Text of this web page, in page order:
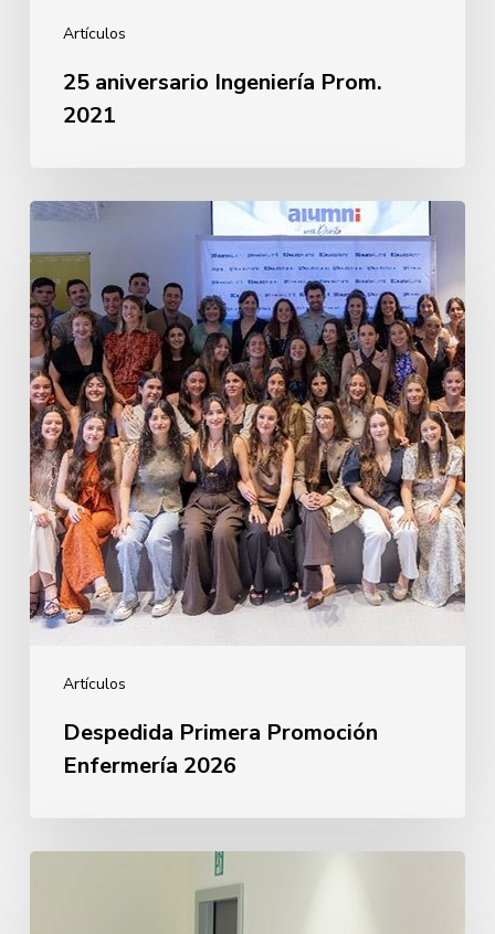
Artículos
25 aniversario Ingeniería Prom.
2021
Artículos
Despedida
Promoción
Enfermería
2026
Despedida Primera Promoción
Enfermería 2026